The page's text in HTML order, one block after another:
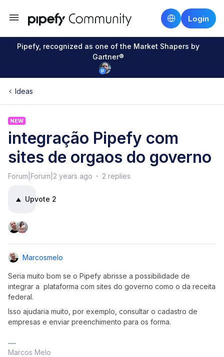
Login
Pipefy, recognized as one of the Market Shapers by
Gartner®
Ideas
NEW
integração Pipefy com
sites de orgaos do governo
Forum|Forum|2 years ago 2 replies
Upvote 2
Marcosmelo
Seria muito bom se o Pipefy abrisse a possibilidade de
integrar a plataforma com sites do governo como o da receita
federal.
Isso ajudaria muito, por exemplo, consultar o cadastro de
empresas e enviar preenchimento para os forma.
Marcos Melo